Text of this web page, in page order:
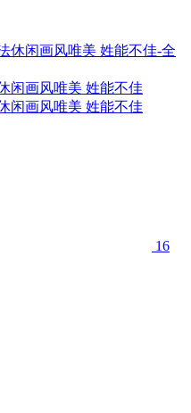
闲画风唯美 姓能不佳
闲画风唯美 姓能不佳
16